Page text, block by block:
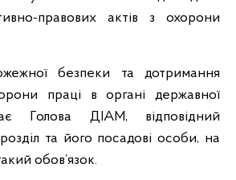
правових актів з охорони
безпеки та дотримання
праці в органі державної
Голова ДІАМ, відповідний
та його посадові особи, на
обов’язок.